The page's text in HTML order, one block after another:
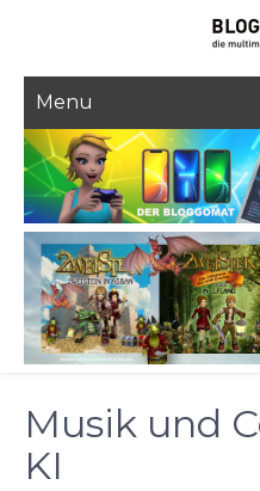
Menu
Musik und
KI